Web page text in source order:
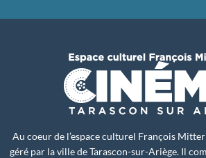
Au coeur de l’espace culturel François
géré par la ville de Tarascon-sur-Ariège. Il